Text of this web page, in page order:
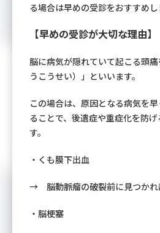
る場合は早めの受診をおすすめし
【早めの受診が大切な理由】
脳に病気が隠れていて起こる頭
うこうせい）」といいます。
この場合は、原因となる病気を
ることで、後遺症や重症化を防
す。
・くも膜下出血
→ 脳動脈瘤の破裂前に見つかれ
・脳梗塞